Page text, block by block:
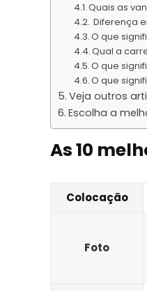
Quais as
Diferença
O que
Qual a
O que
O que
Veja outros
Escolha a
As 10
Colocação
Foto